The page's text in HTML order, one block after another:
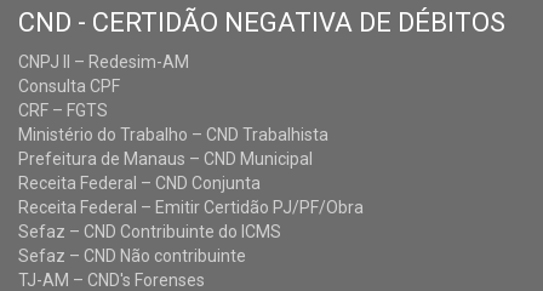
CND - CERTIDÃO NEGATIVA DE DÉBITOS
CNPJ II – Redesim-AM
Consulta CPF
CRF – FGTS
Ministério do Trabalho – CND Trabalhista
Prefeitura de Manaus – CND Municipal
Receita Federal – CND Conjunta
Receita Federal – Emitir Certidão PJ/PF/Obra
Sefaz – CND Contribuinte do ICMS
Sefaz – CND Não contribuinte
TJ-AM – CND's Forenses